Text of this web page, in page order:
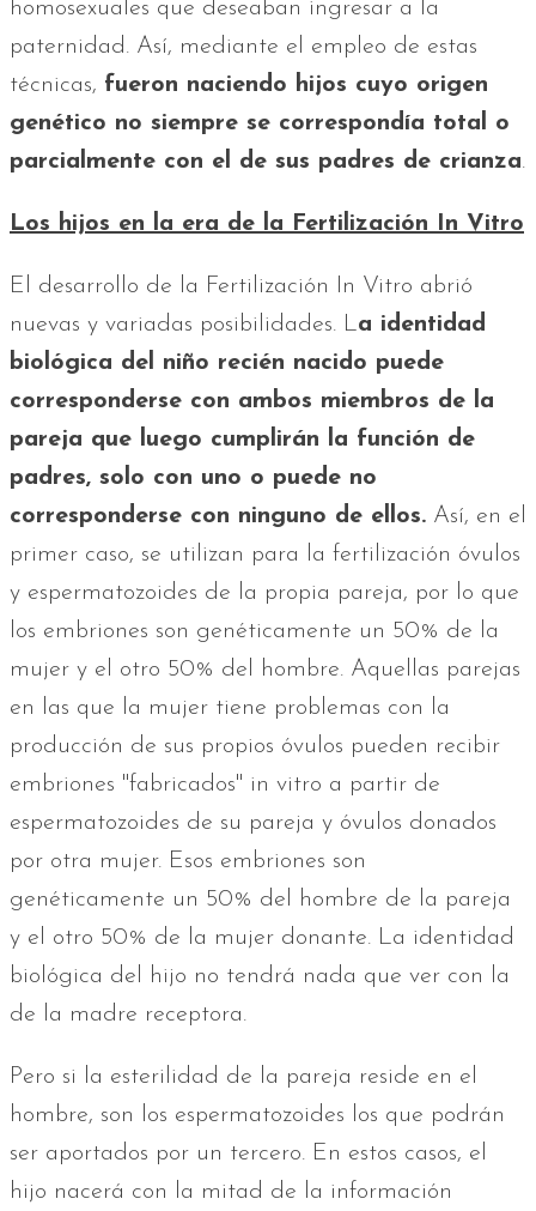
homosexuales que deseaban ingresar a la
paternidad. Así, mediante el empleo de estas
técnicas, fueron naciendo hijos cuyo origen
genético no siempre se correspondía total o
parcialmente con el de sus padres de crianza.
Los hijos en la era de la Fertilización In Vitro
El desarrollo de la Fertilización In Vitro abrió
nuevas y variadas posibilidades. La identidad
biológica del niño recién nacido puede
corresponderse con ambos miembros de la
pareja que luego cumplirán la función de
padres, solo con uno o puede no
corresponderse con ninguno de ellos. Así, en el
primer caso, se utilizan para la fertilización óvulos
y espermatozoides de la propia pareja, por lo que
los embriones son genéticamente un 50% de la
mujer y el otro 50% del hombre. Aquellas parejas
en las que la mujer tiene problemas con la
producción de sus propios óvulos pueden recibir
embriones "fabricados" in vitro a partir de
espermatozoides de su pareja y óvulos donados
por otra mujer. Esos embriones son
genéticamente un 50% del hombre de la pareja
y el otro 50% de la mujer donante. La identidad
biológica del hijo no tendrá nada que ver con la
de la madre receptora.
Pero si la esterilidad de la pareja reside en el
hombre, son los espermatozoides los que podrán
ser aportados por un tercero. En estos casos, el
hijo nacerá con la mitad de la información